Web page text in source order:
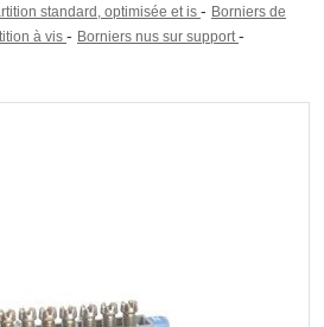
standard, optimisée et is - Borniers de
à vis - Borniers nus sur support -